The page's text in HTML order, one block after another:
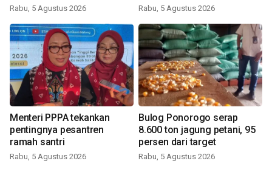
Rabu, 5 Agustus 2026 Rabu, 5 Agustus 2026
Menteri PPPA tekankan
pentingnya pesantren
ramah santri
Rabu, 5 Agustus 2026
Bulog Ponorogo serap
8.600 ton jagung petani, 95
persen dari target
Rabu, 5 Agustus 2026